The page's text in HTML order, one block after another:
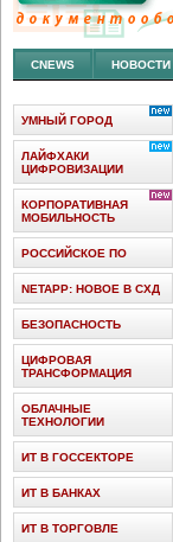
Средний бизнес
скоростью
корпораций
CNEWS НОВОСТИ
УМНЫЙ ГОРОД
ЛАЙФХАКИ
ЦИФРОВИЗАЦИИ
КОРПОРАТИВНАЯ
МОБИЛЬНОСТЬ
РОССИЙСКОЕ ПО
NETAPP: НОВОЕ В СХД
БЕЗОПАСНОСТЬ
ЦИФРОВАЯ
ТРАНСФОРМАЦИЯ
ОБЛАЧНЫЕ
ТЕХНОЛОГИИ
ИТ В ГОССЕКТОРЕ
ИТ В БАНКАХ
ИТ В ТОРГОВЛЕ